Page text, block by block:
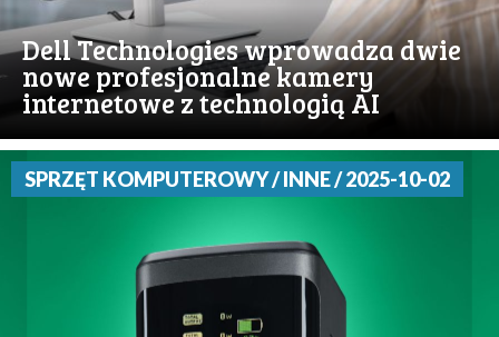
Dell Technologies wprowadza dwie
nowe profesjonalne kamery
internetowe z technologią AI
SPRZĘT KOMPUTEROWY / INNE / 2025-10-02